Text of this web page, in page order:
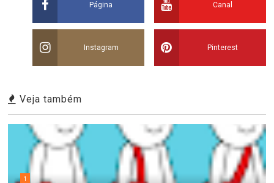
Página Canal
Instagram Pinterest
Veja também
1